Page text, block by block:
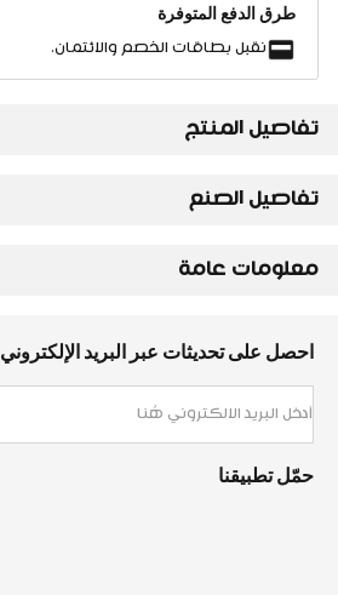
طرق الدفع المتوفرة
نقبل بطاقات الخصم والائتمان.
تفاصيل المنتج
تفاصيل الصنع
معلومات عامة
احصل على تحديثات عبر البريد الإلكتروني
حمّل تطبيقنا